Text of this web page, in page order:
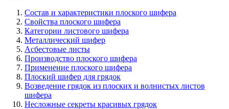
Состав и характеристики плоского шифера
Свойства плоского шифера
Категории листового шифера
Металлический шифер
Асбестовые листы
Производство плоского шифера
Применение плоского шифера
Плоский шифер для грядок
Возведение грядок из плоских и волнистых листов
шифера
Несложные секреты красивых грядок